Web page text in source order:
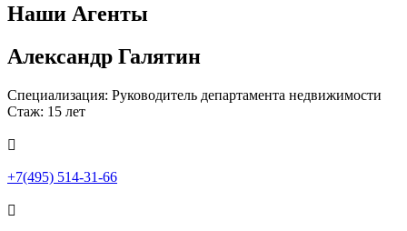
Наши Агенты
Александр Галятин
Специализация: Руководитель департамента недвижимости
Стаж: 15 лет

+7(495) 514-31-66
